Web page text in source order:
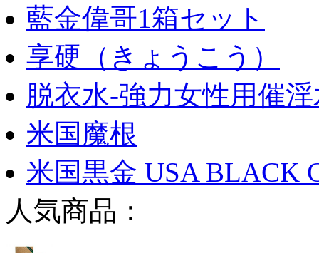
藍金偉哥1箱セット
享硬（きょうこう）
脱衣水-強力女性用催
米国魔根
米国黒金 USA BLACK
人気商品：